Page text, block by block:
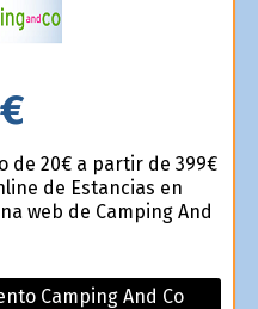
de 20€ a partir de 399€
de Estancias en
web de Camping And
Camping And Co